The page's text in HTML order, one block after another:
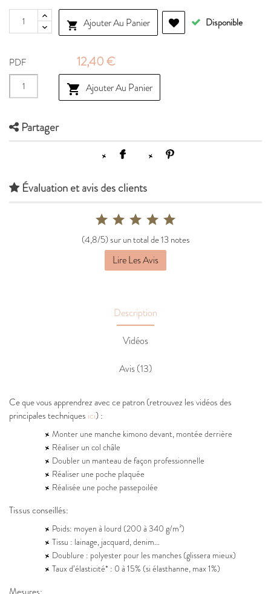
 Ajouter Au Panier Disponible
PDF 12,40 €
 Ajouter Au Panier
Partager
Évaluation et avis des clients
(4,8/5) sur un total de 13 notes
Lire Les Avis
Description
Vidéos
Avis (13)
Ce que vous apprendrez avec ce patron (retrouvez les vidéos des
principales techniques ici) :
Monter une manche kimono devant, montée derrière
Réaliser un col châle
Doubler un manteau de façon professionnelle
Réaliser une poche plaquée
Réalisée une poche passepoilée
Tissus conseillés:
Poids: moyen à lourd (200 à 340 g/m²)
Tissu : lainage, jacquard, denim...
Doublure : polyester pour les manches (glissera mieux)
Taux d’élasticité* : 0 à 15% (si élasthanne, max 1%)